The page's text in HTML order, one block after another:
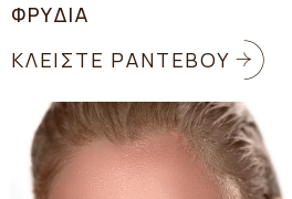
ΦΡΥΔΙΑ
ΚΛΕΙΣΤΕ ΡΑΝΤΕΒΟΥ